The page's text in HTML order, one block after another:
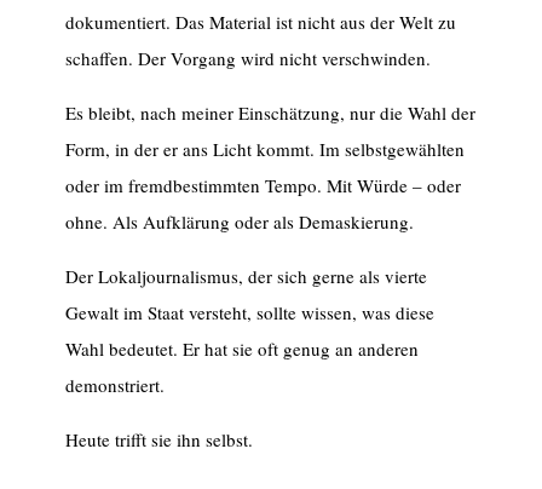
dokumentiert. Das Material ist nicht aus der Welt zu
schaffen. Der Vorgang wird nicht verschwinden.
Es bleibt, nach meiner Einschätzung, nur die Wahl der
Form, in der er ans Licht kommt. Im selbstgewählten
oder im fremdbestimmten Tempo. Mit Würde – oder
ohne. Als Aufklärung oder als Demaskierung.
Der Lokaljournalismus, der sich gerne als vierte
Gewalt im Staat versteht, sollte wissen, was diese
Wahl bedeutet. Er hat sie oft genug an anderen
demonstriert.
Heute trifft sie ihn selbst.